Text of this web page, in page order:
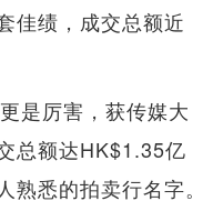
佳绩，成交总额近
是厉害，获传媒大
总额达HK$1.35亿
悉的拍卖行名字。